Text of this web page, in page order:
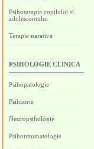
Psihoterapia copilului si
adolescentului
Terapie narativa
PSIHOLOGIE CLINICA
Psihopatologie
Psihiatrie
Neuropsihologie
Psihotraumatologie